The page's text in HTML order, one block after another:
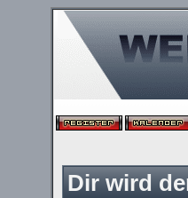
Dir wird